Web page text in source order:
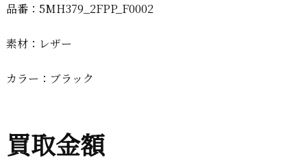
品番：5MH379_2FPP_F0002
素材：レザー
カラー：ブラック
買取金額